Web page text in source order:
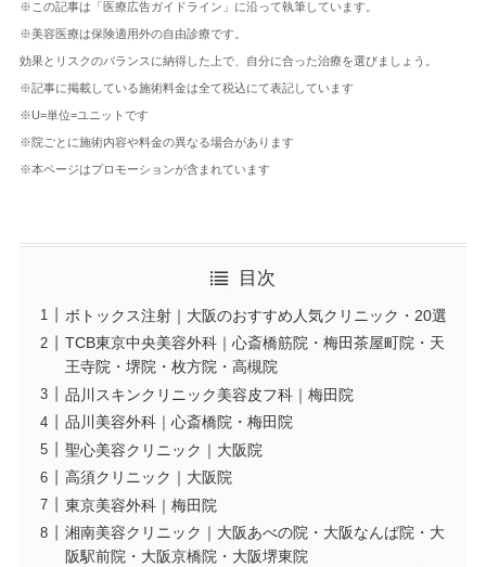
※この記事は「医療広告ガイドライン」に沿って執筆しています。
※美容医療は保険適用外の自由診療です。
効果とリスクのバランスに納得した上で、自分に合った治療を選びましょう。
※記事に掲載している施術料金は全て税込にて表記しています
※U=単位=ユニットです
※院ごとに施術内容や料金の異なる場合があります
※本ページはプロモーションが含まれています
目次
ボトックス注射｜大阪のおすすめ人気クリニック・20選
TCB東京中央美容外科｜心斎橋筋院・梅田茶屋町院・天
王寺院・堺院・枚方院・高槻院
品川スキンクリニック美容皮フ科｜梅田院
品川美容外科｜心斎橋院・梅田院
聖心美容クリニック｜大阪院
高須クリニック｜大阪院
東京美容外科｜梅田院
湘南美容クリニック｜大阪あべの院・大阪なんば院・大
阪駅前院・大阪京橋院・大阪堺東院